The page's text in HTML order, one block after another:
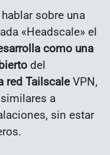
sobre una
«Headscale» el
como una
del
red TailscaleVPN,
a
sin estar